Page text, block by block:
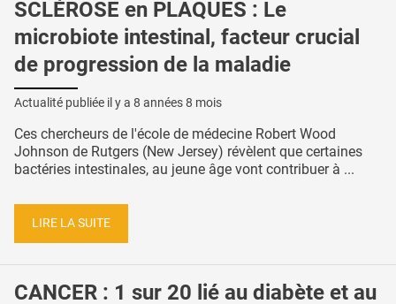
SCLÉROSE en PLAQUES : Le
microbiote intestinal, facteur crucial
de progression de la maladie
Actualité publiée il y a 8 années 8 mois
Ces chercheurs de l'école de médecine Robert Wood
Johnson de Rutgers (New Jersey) révèlent que certaines
bactéries intestinales, au jeune âge vont contribuer à ...
LIRE LA SUITE
CANCER : 1 sur 20 lié au diabète et au